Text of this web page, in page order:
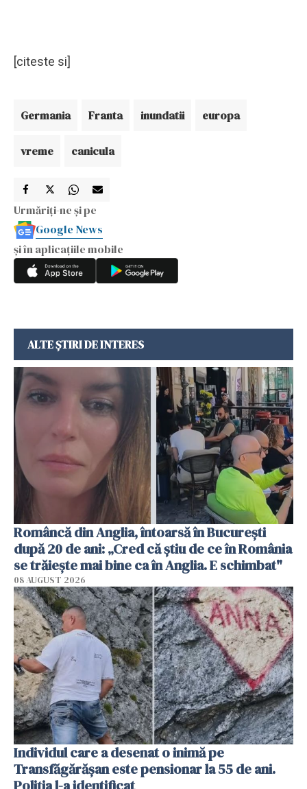
[citeste si]
Germania Franta inundatii europa
vreme canicula
Urmăriți-ne și pe
Google News
și în aplicațiile mobile
ALTE ȘTIRI DE INTERES
Româncă din Anglia, întoarsă în București
după 20 de ani: „Cred că știu de ce în România
se trăiește mai bine ca în Anglia. E schimbat"
08 AUGUST 2026
Individul care a desenat o inimă pe
Transfăgărășan este pensionar la 55 de ani.